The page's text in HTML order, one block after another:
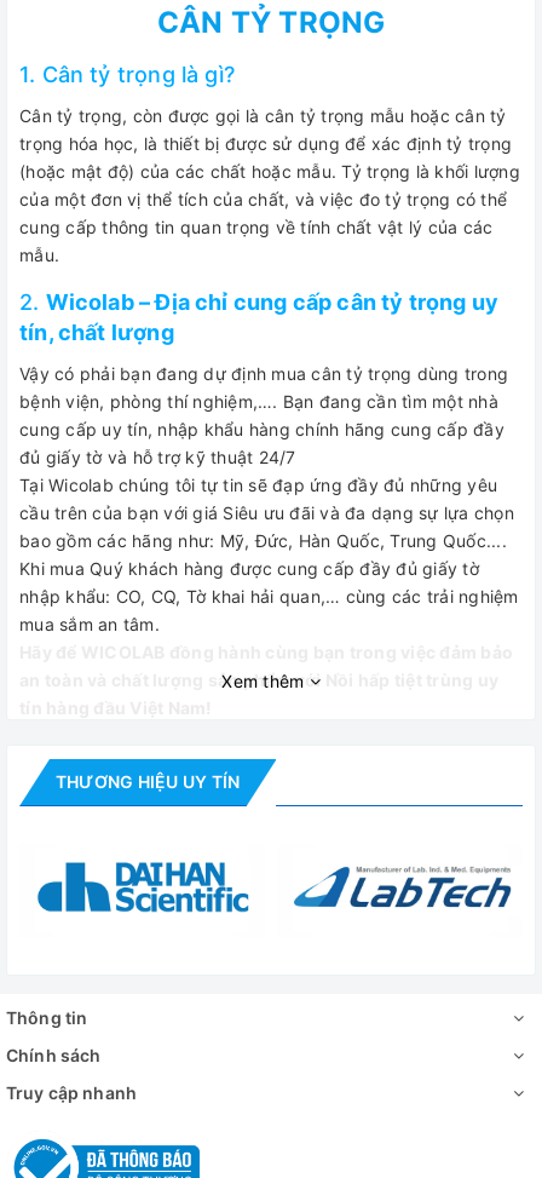
CÂN TỶ TRỌNG
1. Cân tỷ trọng là gì?
Cân tỷ trọng, còn được gọi là cân tỷ trọng mẫu hoặc cân tỷ
trọng hóa học, là thiết bị được sử dụng để xác định tỷ trọng
(hoặc mật độ) của các chất hoặc mẫu. Tỷ trọng là khối lượng
của một đơn vị thể tích của chất, và việc đo tỷ trọng có thể
cung cấp thông tin quan trọng về tính chất vật lý của các
mẫu.
2. Wicolab – Địa chỉ cung cấp cân tỷ trọng uy
tín, chất lượng
Vậy có phải bạn đang dự định mua cân tỷ trọng dùng trong
bệnh viện, phòng thí nghiệm,…. Bạn đang cần tìm một nhà
cung cấp uy tín, nhập khẩu hàng chính hãng cung cấp đầy
đủ giấy tờ và hỗ trợ kỹ thuật 24/7
Tại Wicolab chúng tôi tự tin sẽ đạp ứng đầy đủ những yêu
cầu trên của bạn với giá Siêu ưu đãi và đa dạng sự lựa chọn
bao gồm các hãng như: Mỹ, Đức, Hàn Quốc, Trung Quốc....
Khi mua Quý khách hàng được cung cấp đầy đủ giấy tờ
nhập khẩu: CO, CQ, Tờ khai hải quan,… cùng các trải nghiệm
mua sắm an tâm.
an toàn và chất lượng sản phẩm với Nồi hấp tiệt trùng uy
Xem thêm
THƯƠNG HIỆU UY TÍN
Thông tin
Chính sách
Truy cập nhanh